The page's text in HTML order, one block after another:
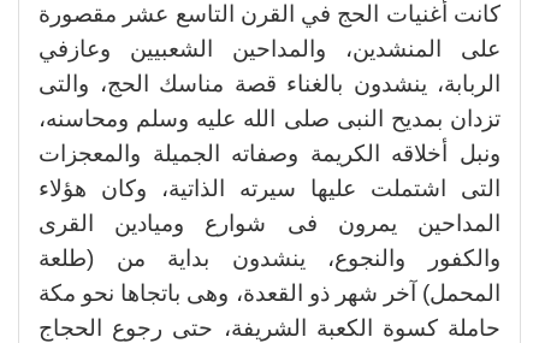
كانت أغنيات الحج في القرن التاسع عشر مقصورة
على المنشدين، والمداحين الشعبيين وعازفي
الربابة، ينشدون بالغناء قصة مناسك الحج، والتى
تزدان بمديح النبى صلى الله عليه وسلم ومحاسنه،
ونبل أخلاقه الكريمة وصفاته الجميلة والمعجزات
التى اشتملت عليها سيرته الذاتية، وكان هؤلاء
المداحين يمرون فى شوارع وميادين القرى
والكفور والنجوع، ينشدون بداية من (طلعة
المحمل) آخر شهر ذو القعدة، وهى باتجاها نحو مكة
حاملة كسوة الكعبة الشريفة، حتى رجوع الحجاج